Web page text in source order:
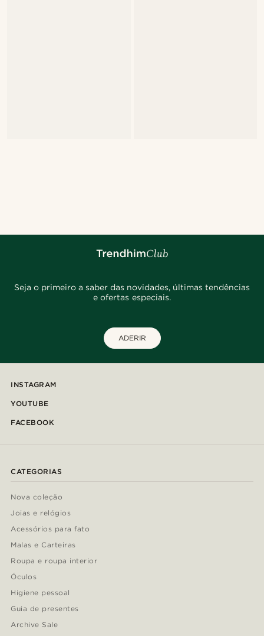
Seja o primeiro a saber das novidades, últimas tendências
e ofertas especiais.
ADERIR
INSTAGRAM
YOUTUBE
FACEBOOK
CATEGORIAS
Nova coleção
Joias e relógios
Acessórios para fato
Malas e Carteiras
Roupa e roupa interior
Óculos
Higiene pessoal
Guia de presentes
Archive Sale